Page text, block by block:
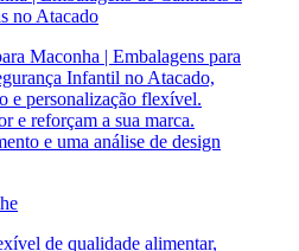
no Atacado
Maconha | Embalagens para
Infantil no Atacado,
e personalização flexível.
e reforçam a sua marca.
e uma análise de design